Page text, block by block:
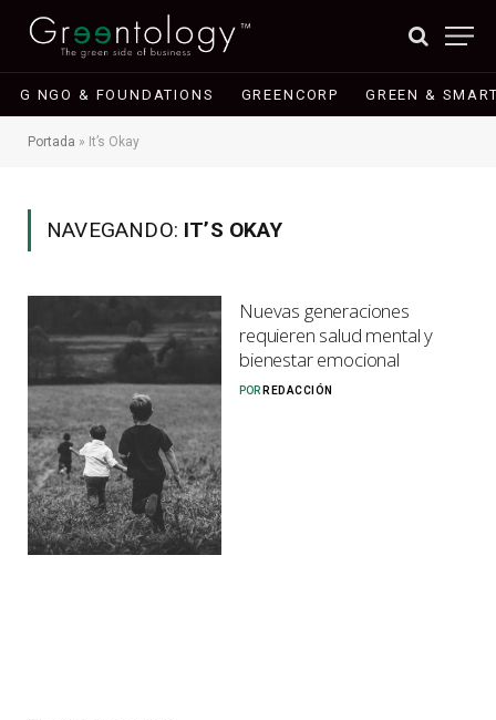
G NGO & FOUNDATIONS GREENCORP GREEN &
Portada » It’s Okay
NAVEGANDO: IT’S OKAY
Nuevas generaciones
requieren salud mental y
bienestar emocional
POR REDACCIÓN